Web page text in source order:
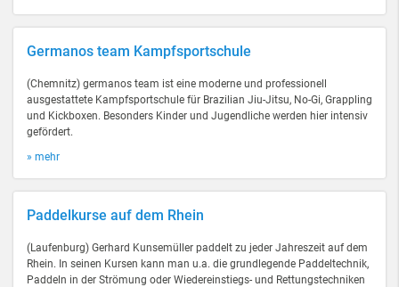
Germanos team Kampfsportschule
(Chemnitz) germanos team ist eine moderne und professionell
ausgestattete Kampfsportschule für Brazilian Jiu-Jitsu, No-Gi, Grappling
und Kickboxen. Besonders Kinder und Jugendliche werden hier intensiv
gefördert.
» mehr
Paddelkurse auf dem Rhein
(Laufenburg) Gerhard Kunsemüller paddelt zu jeder Jahreszeit auf dem
Rhein. In seinen Kursen kann man u.a. die grundlegende Paddeltechnik,
Paddeln in der Strömung oder Wiedereinstiegs- und Rettungstechniken